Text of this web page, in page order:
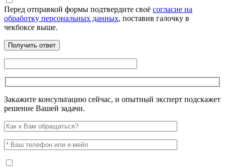
Перед отправкой формы подтвердите своё согласие на
обработку персональных данных, поставив галочку в
чекбоксе выше.
Закажите консультацию сейчас, и опытный эксперт подскажет
решение Вашей задачи.